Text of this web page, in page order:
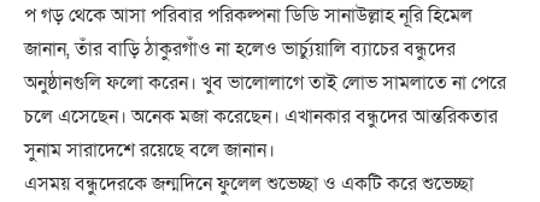
প গড় থেকে আসা পরিবার পরিকল্পনা ডিডি সানাউল্লাহ নূরি হিমেল
জানান, তাঁর বাড়ি ঠাকুরগাঁও না হলেও ভার্চ্যুয়ালি ব্যাচের বন্ধুদের
অনুষ্ঠানগুলি ফলো করেন। খুব ভালোলাগে তাই লোভ সামলাতে না পেরে
চলে এসেছেন। অনেক মজা করেছেন। এখানকার বন্ধুদের আন্তরিকতার
সুনাম সারাদেশে রয়েছে বলে জানান।
এসময় বন্ধুদেরকে জন্মদিনে ফুলেল শুভেচ্ছা ও একটি করে শুভেচ্ছা